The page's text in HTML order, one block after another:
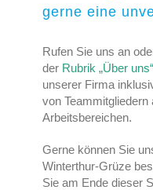
gerne eine
Rufen Sie uns an
der Rubrik „Über uns“
unserer Firma
von Teammitgliedern
Arbeitsbereichen.
Gerne können Sie
Winterthur-Grüze
Sie am Ende dieser